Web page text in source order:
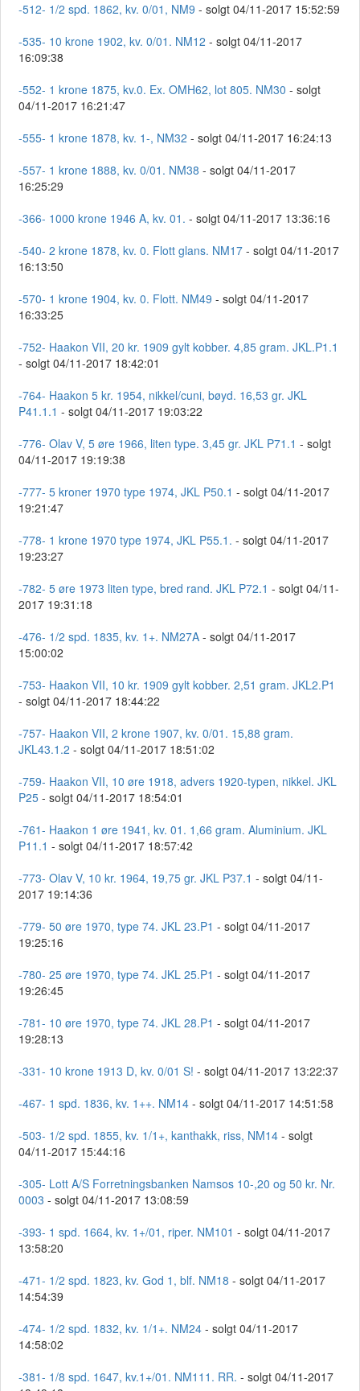
-512- 1/2 spd. 1862, kv. 0/01, NM9 - solgt 04/11-2017 15:52:59
-535- 10 krone 1902, kv. 0/01. NM12 - solgt 04/11-2017
16:09:38
-552- 1 krone 1875, kv.0. Ex. OMH62, lot 805. NM30 - solgt
04/11-2017 16:21:47
-555- 1 krone 1878, kv. 1-, NM32 - solgt 04/11-2017 16:24:13
-557- 1 krone 1888, kv. 0/01. NM38 - solgt 04/11-2017
16:25:29
-366- 1000 krone 1946 A, kv. 01. - solgt 04/11-2017 13:36:16
-540- 2 krone 1878, kv. 0. Flott glans. NM17 - solgt 04/11-2017
16:13:50
-570- 1 krone 1904, kv. 0. Flott. NM49 - solgt 04/11-2017
16:33:25
-752- Haakon VII, 20 kr. 1909 gylt kobber. 4,85 gram. JKL.P1.1
- solgt 04/11-2017 18:42:01
-764- Haakon 5 kr. 1954, nikkel/cuni, bøyd. 16,53 gr. JKL
P41.1.1 - solgt 04/11-2017 19:03:22
-776- Olav V, 5 øre 1966, liten type. 3,45 gr. JKL P71.1 - solgt
04/11-2017 19:19:38
-777- 5 kroner 1970 type 1974, JKL P50.1 - solgt 04/11-2017
19:21:47
-778- 1 krone 1970 type 1974, JKL P55.1. - solgt 04/11-2017
19:23:27
-782- 5 øre 1973 liten type, bred rand. JKL P72.1 - solgt 04/11-
2017 19:31:18
-476- 1/2 spd. 1835, kv. 1+. NM27A - solgt 04/11-2017
15:00:02
-753- Haakon VII, 10 kr. 1909 gylt kobber. 2,51 gram. JKL2.P1
- solgt 04/11-2017 18:44:22
-757- Haakon VII, 2 krone 1907, kv. 0/01. 15,88 gram.
JKL43.1.2 - solgt 04/11-2017 18:51:02
-759- Haakon VII, 10 øre 1918, advers 1920-typen, nikkel. JKL
P25 - solgt 04/11-2017 18:54:01
-761- Haakon 1 øre 1941, kv. 01. 1,66 gram. Aluminium. JKL
P11.1 - solgt 04/11-2017 18:57:42
-773- Olav V, 10 kr. 1964, 19,75 gr. JKL P37.1 - solgt 04/11-
2017 19:14:36
-779- 50 øre 1970, type 74. JKL 23.P1 - solgt 04/11-2017
19:25:16
-780- 25 øre 1970, type 74. JKL 25.P1 - solgt 04/11-2017
19:26:45
-781- 10 øre 1970, type 74. JKL 28.P1 - solgt 04/11-2017
19:28:13
-331- 10 krone 1913 D, kv. 0/01 S! - solgt 04/11-2017 13:22:37
-467- 1 spd. 1836, kv. 1++. NM14 - solgt 04/11-2017 14:51:58
-503- 1/2 spd. 1855, kv. 1/1+, kanthakk, riss, NM14 - solgt
04/11-2017 15:44:16
-305- Lott A/S Forretningsbanken Namsos 10-,20 og 50 kr. Nr.
0003 - solgt 04/11-2017 13:08:59
-393- 1 spd. 1664, kv. 1+/01, riper. NM101 - solgt 04/11-2017
13:58:20
-471- 1/2 spd. 1823, kv. God 1, blf. NM18 - solgt 04/11-2017
14:54:39
-474- 1/2 spd. 1832, kv. 1/1+. NM24 - solgt 04/11-2017
14:58:02
-381- 1/8 spd. 1647, kv.1+/01. NM111. RR. - solgt 04/11-2017